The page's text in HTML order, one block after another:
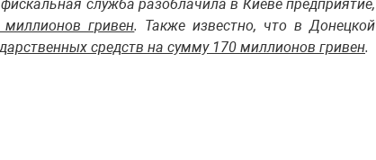
служба разоблачила в Киеве предприятие,
гривен. Также известно, что в Донецкой
средств на сумму 170 миллионов гривен.